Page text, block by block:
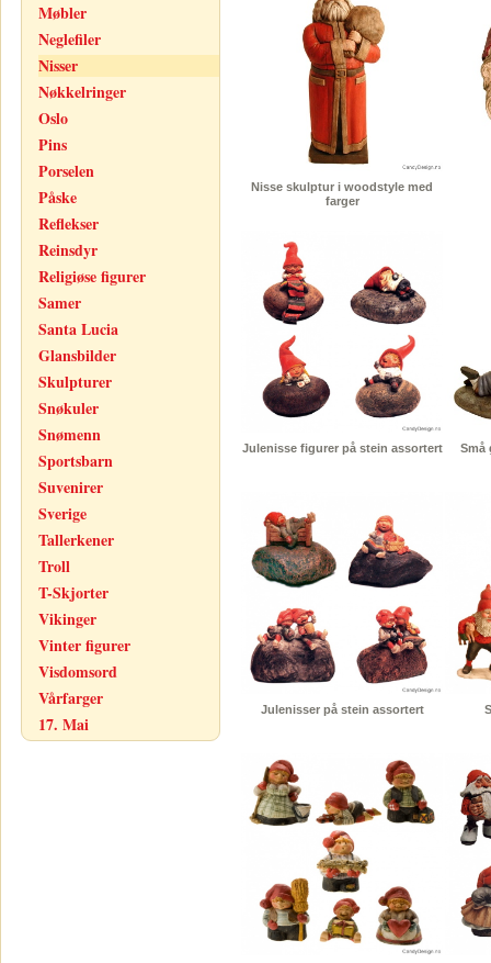
Møbler
Neglefiler
Nisser
Nøkkelringer
Oslo
Pins
Porselen
Påske
Reflekser
Reinsdyr
Religiøse figurer
Samer
Santa Lucia
Glansbilder
Skulpturer
Snøkuler
Snømenn
Sportsbarn
Suvenirer
Sverige
Tallerkener
Troll
T-Skjorter
Vikinger
Vinter figurer
Visdomsord
Vårfarger
17. Mai
Nisse skulptur i woodstyle med
farger
Julenisse figurer på stein assortert Små
Julenisser på stein assortert